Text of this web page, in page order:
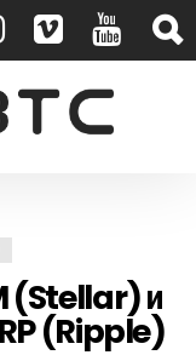
(Stellar) и
(Ripple)